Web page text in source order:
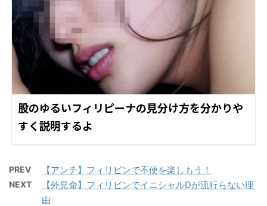
股のゆるいフィリピーナの見分け方を分かりや
すく説明するよ
PREV 【アンチ】フィリピンで不便を楽しもう！
NEXT
【外見命】フィリピンでイニシャルDが流行らない理
由